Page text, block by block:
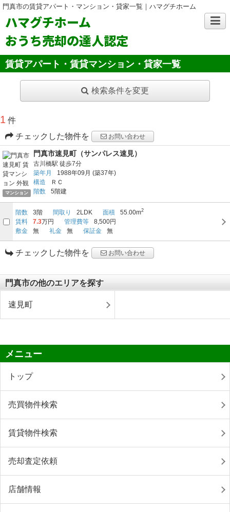
門真市の賃貸アパート・マンション・貸家一覧｜ハマグチホーム
ハマグチホーム
おうち売却の達人認定
賃貸アパート・賃貸マンション・貸家一覧
検索条件を変更
1 件
チェックした物件を
お問い合わせ
マンション
門真市速見町（サンパレス速見）
古川橋駅 徒歩7分
築年月
1988年09月 (築37年)
構造
ＲＣ
階数
5階建
階数 3階 間取り 2LDK 面積 55.00m2
賃料 7.3万円 管理費等
8,500円
敷金
無 礼金 無 保証金 無
チェックした物件を お問い合わせ
門真市の他のエリアを探す
速見町
メニュー
トップ
売買物件検索
賃貸物件検索
売却査定依頼
店舗情報